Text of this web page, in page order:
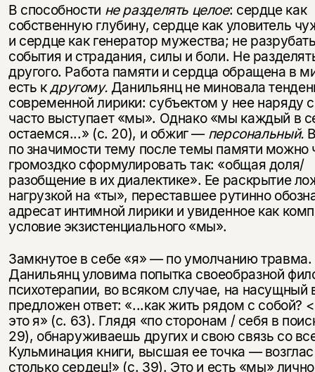
В способности не разделять целое: сердце как
собственную глубину, серд­це как уловитель
и сердце как генератор мужества; не
события и страдания, силы и боли. Не
другого. Ра­бота памяти и сердца обращена в
есть кдругому. Данильянц не мино­вала
современной лирики: субъектом у нее наряду
часто вы­ступает «мы». Однако «мы каждый в
остаемся...» (с. 20), и обжиг — персональный.
по значимости тему после темы памяти можно
громоздко сформулировать так: «об­щая доля/
разобщение в их диалекти­ке». Ее раскрытие
нагрузкой на «ты», переставшее рутинно
адресат интимной лирики и уви­денное как
условие экзис­тенциального «мы».
Замкнутое в себе «я» — по умолча­нию травма.
Данильянц уло­вима попытка своеобразной
психотерапии, во всяком случае, на насущный
предложен ответ: «...как жить рядом с собой?
это я» (с. 63). Глядя «по сторонам / себя в
29), обнаружива­ешь других и свою связь со
Кульминация книги, высшая ее точ­ка —
столько сердец!» (с. 39). Это и есть «мы»